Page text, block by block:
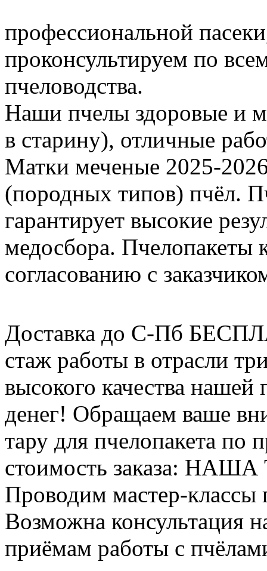
профессиональной
проконсультируем по
пчеловодства.
Наши пчелы здоровые и
в старину), отличные
Матки меченые 2025-
(породных типов) пчёл.
гарантирует высокие
медосбора. Пчелопакеты
согласованию с
Доставка до С-Пб
стаж работы в отрасли
высокого качества
денег! Обращаем ваше
тару для пчелопакета по
стоимость заказа:
Проводим мастер-классы
Возможна консультация
приёмам работы с